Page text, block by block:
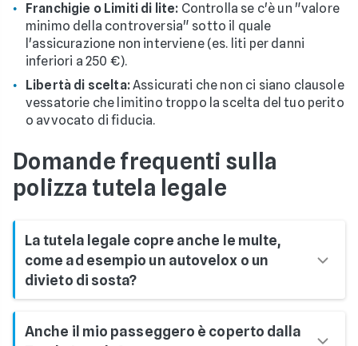
Franchigie o Limiti di lite: Controlla se c'è un "valore
minimo della controversia" sotto il quale
l'assicurazione non interviene (es. liti per danni
inferiori a 250 €).
Libertà di scelta:Assicurati che non ci siano clausole
vessatorie che limitino troppo la scelta del tuo perito
o avvocato di fiducia.
Domande frequenti sulla
polizza tutela legale
La tutela legale copre anche le multe,
come ad esempio un autovelox o un
divieto di sosta?
violazioni del Codice della Strada (e i relativi
Anche il mio passeggero è coperto dalla